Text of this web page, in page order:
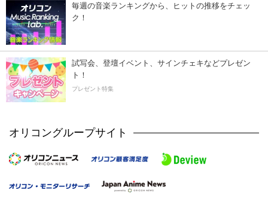
毎週の音楽ランキングから、ヒットの推移をチェッ
ク！
試写会、登壇イベント、サインチェキなどプレゼン
ト！
プレゼント特集
オリコングループサイト